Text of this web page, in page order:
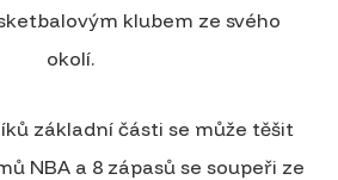
klubem ze svého
okolí.
základní části se může těšit
NBA a 8 zápasů se soupeři ze